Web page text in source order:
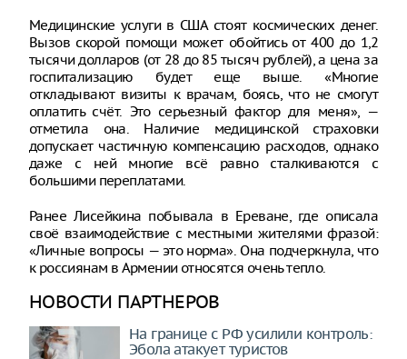
Медицинские услуги в США стоят космических денег.
Вызов скорой помощи может обойтись от 400 до 1,2
тысячи долларов (от 28 до 85 тысяч рублей), а цена за
госпитализацию будет еще выше. «Многие
откладывают визиты к врачам, боясь, что не смогут
оплатить счёт. Это серьезный фактор для меня», —
отметила она. Наличие медицинской страховки
допускает частичную компенсацию расходов, однако
даже с ней многие всё равно сталкиваются с
большими переплатами.
Ранее Лисейкина побывала в Ереване, где описала
своё взаимодействие с местными жителями фразой:
«Личные вопросы — это норма». Она подчеркнула, что
к россиянам в Армении относятся очень тепло.
НОВОСТИ ПАРТНЕРОВ
На границе с РФ усилили контроль:
Эбола атакует туристов